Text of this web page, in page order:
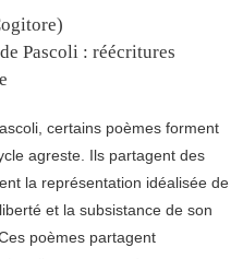
de Pascoli : réécritures
certains poèmes forment
agreste. Ils partagent des
la représentation idéalisée de
et la subsistance de son
poèmes partagent